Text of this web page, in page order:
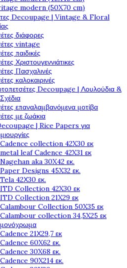
modern (50X70 cm)
Decoupage | Vintage & Floral
διάφορες
vintage
παιδικές
Χριστουγεννιάτικες
Πασχαλινές
καλοκαιρινές
Decoupage | Λουλούδια &
επαναλαμβανόμενα μοτίβα
με ζωάκια
| Rice Papers για
Cadence collection 42X30 εκ
metal leaf Cadence 42X31 εκ
Nagehan aka 30X42 εκ.
Paper Designs 45X32 εκ.
42Χ30 εκ.
ITD Collection 42X30 εκ
ITD Collection 21X29 εκ
Calambour Collection 50X35 εκ
Calambour collection 34,5X25 εκ
μονόχρωμα
21Χ29,7 εκ
60X62 εκ.
30X68 εκ.
90X214 εκ.